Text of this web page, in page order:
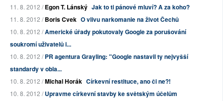
11. 8. 2012 /Egon T. Lánský Jak to ti pánové mluví? A za koho?
11. 8. 2012 /Boris Cvek O vlivu narkomanie na život Čechů
10. 8. 2012 /Americké úřady pokutovaly Google za porušování
soukromí uživatelů i...
10. 8. 2012 /PR agentura Grayling: "Google nastavil ty nejvyšší
standardy v obla...
10. 8. 2012 /Michal Horák Církevní restituce, ano či ne?!
10. 8. 2012 /Upravme církevní stavby ke světským účelům